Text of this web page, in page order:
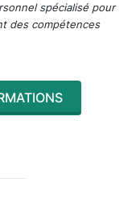
spécialisé pour
des compétences